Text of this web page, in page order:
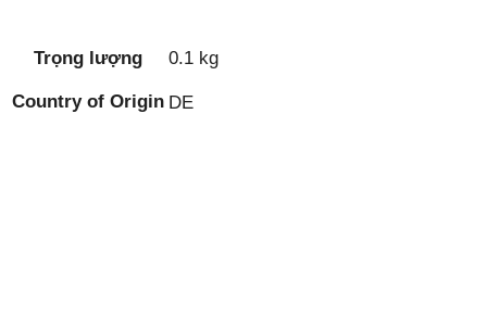
Trọng lượng 0.1 kg
Country of Origin DE